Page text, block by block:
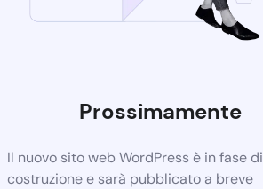
Prossimamente
Il nuovo sito web WordPress è in fase di
costruzione e sarà pubblicato a breve